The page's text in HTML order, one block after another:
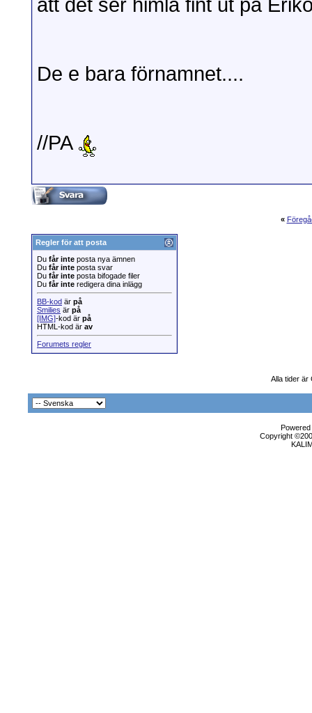
att det ser himla fint ut på
De e bara förnamnet....
//PA
«
Regler för att posta
Du får inte posta nya ämnen
Du får inte posta svar
Du får inte posta bifogade filer
Du får inte redigera dina inlägg
BB-kod är på
Smilies är på
[IMG]-kod är på
HTML-kod är av
Forumets regler
Alla tider är
Copyright